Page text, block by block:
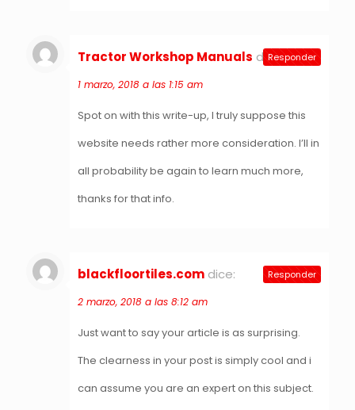
Tractor Workshop Manuals dice:
1 marzo, 2018 a las 1:15 am
Spot on with this write-up, I truly suppose this
website needs rather more consideration. I’ll in
all probability be again to learn much more,
thanks for that info.
Responder
blackfloortiles.com dice:
2 marzo, 2018 a las 8:12 am
Just want to say your article is as surprising.
The clearness in your post is simply cool and i
can assume you are an expert on this subject.
Responder